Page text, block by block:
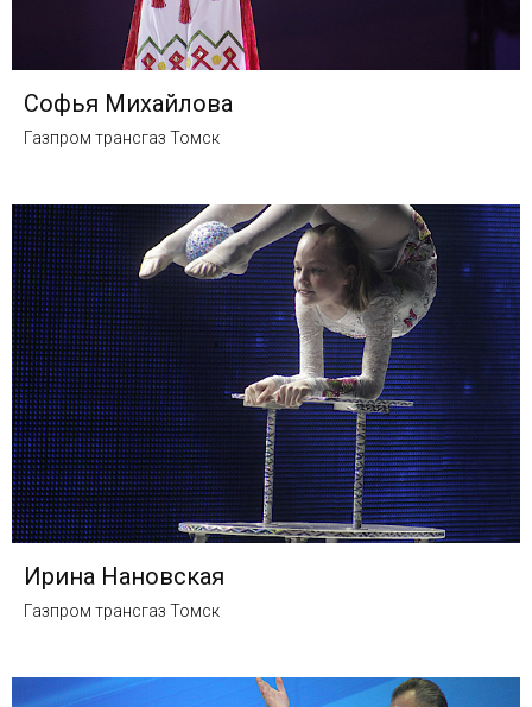
Софья Михайлова
Газпром трансгаз Томск
Ирина Нановская
Газпром трансгаз Томск